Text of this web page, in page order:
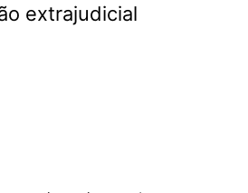
extrajudicial